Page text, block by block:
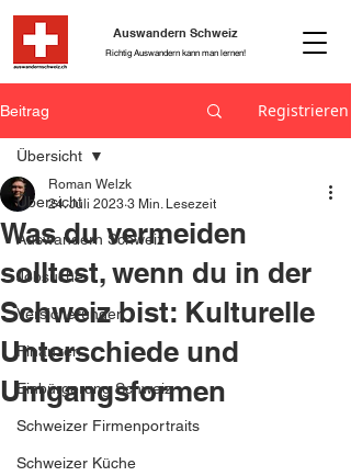
Richtig Auswandern kann man lernen!
Auswandern Schweiz
Beitrag Registrieren
Übersicht
Auswandern Schweiz
Jobsuche
Versicherungen
Finanzen
Einbürgerung Schweiz
Schweizer Firmenportraits
Schweizer Küche
Übersicht
Was du vermeiden
solltest, wenn du in der
Schweiz bist: Kulturelle
Unterschiede und
Umgangsformen
Roman Welzk
24. Juli 2023 3 Min. Lesezeit